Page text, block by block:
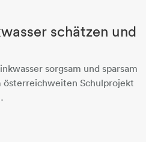
schätzen und
sorgsam und sparsam
österreichweiten Schulprojekt